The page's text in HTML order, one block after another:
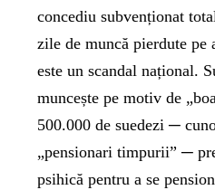
concediu subvenționat
zile de muncă pierdute pe
este un scandal național.
muncește pe motiv de
500.000 de suedezi ─
„pensionari timpurii” ─
psihică pentru a se